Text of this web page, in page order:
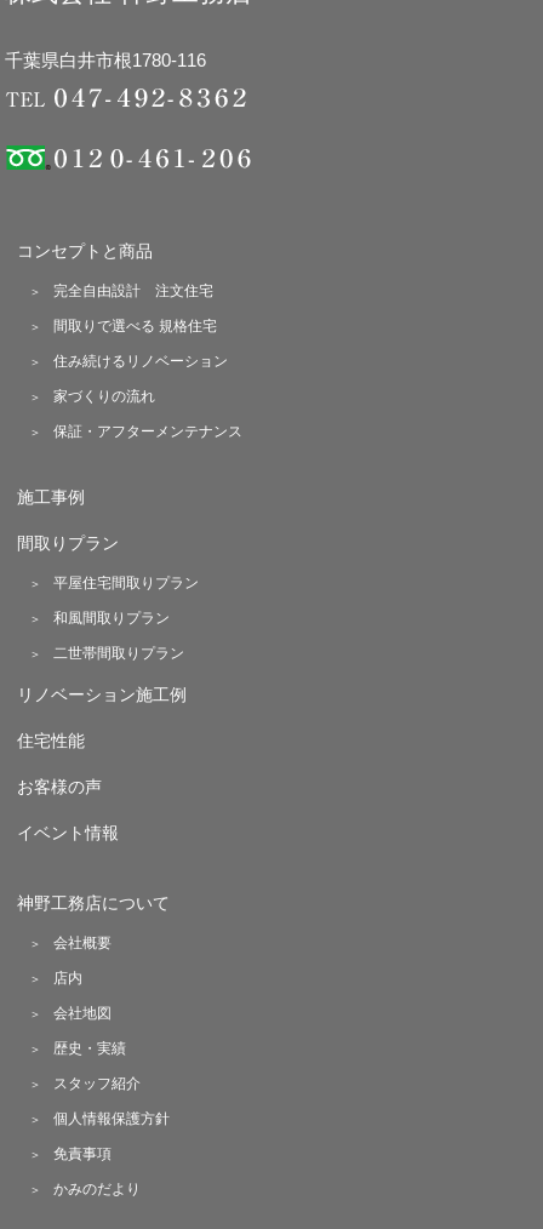
千葉県白井市根1780-116
コンセプトと商品
完全自由設計 注文住宅
間取りで選べる 規格住宅
住み続けるリノベーション
家づくりの流れ
保証・アフターメンテナンス
施工事例
間取りプラン
平屋住宅間取りプラン
和風間取りプラン
二世帯間取りプラン
リノベーション施工例
住宅性能
お客様の声
イベント情報
神野工務店について
会社概要
店内
会社地図
歴史・実績
スタッフ紹介
個人情報保護方針
免責事項
かみのだより